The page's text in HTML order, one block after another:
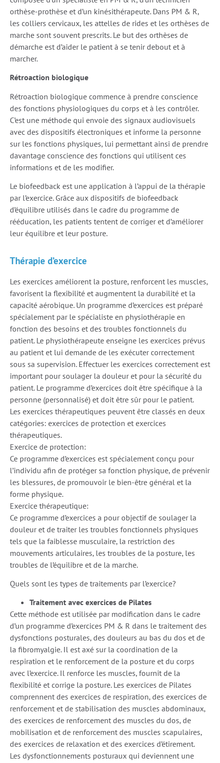
orthèse-prothèse et d’un kinésithérapeute. Dans PM & R,
les colliers cervicaux, les attelles de rides et les orthèses de
marche sont souvent prescrits. Le but des orthèses de
démarche est d’aider le patient à se tenir debout et à
marcher.
Rétroaction biologique
Rétroaction biologique commence à prendre conscience
des fonctions physiologiques du corps et à les contrôler.
C’est une méthode qui envoie des signaux audiovisuels
avec des dispositifs électroniques et informe la personne
sur les fonctions physiques, lui permettant ainsi de prendre
davantage conscience des fonctions qui utilisent ces
informations et de les modifier.
Le biofeedback est une application à l’appui de la thérapie
par l’exercice. Grâce aux dispositifs de biofeedback
d’équilibre utilisés dans le cadre du programme de
rééducation, les patients tentent de corriger et d’améliorer
leur équilibre et leur posture.
Thérapie d’exercice
Les exercices améliorent la posture, renforcent les muscles,
favorisent la flexibilité et augmentent la durabilité et la
capacité aérobique. Un programme d’exercices est préparé
spécialement par le spécialiste en physiothérapie en
fonction des besoins et des troubles fonctionnels du
patient. Le physiothérapeute enseigne les exercices prévus
au patient et lui demande de les exécuter correctement
sous sa supervision. Effectuer les exercices correctement est
important pour soulager la douleur et pour la sécurité du
patient. Le programme d’exercices doit être spécifique à la
personne (personnalisé) et doit être sûr pour le patient.
Les exercices thérapeutiques peuvent être classés en deux
catégories: exercices de protection et exercices
thérapeutiques.
Exercice de protection:
Ce programme d’exercices est spécialement conçu pour
l’individu afin de protéger sa fonction physique, de prévenir
les blessures, de promouvoir le bien-être général et la
forme physique.
Exercice thérapeutique:
Ce programme d’exercices a pour objectif de soulager la
douleur et de traiter les troubles fonctionnels physiques
tels que la faiblesse musculaire, la restriction des
mouvements articulaires, les troubles de la posture, les
troubles de l’équilibre et de la marche.
Quels sont les types de traitements par l’exercice?
Traitement avec exercices de Pilates
Cette méthode est utilisée par modification dans le cadre
d’un programme d’exercices PM & R dans le traitement des
dysfonctions posturales, des douleurs au bas du dos et de
la fibromyalgie. Il est axé sur la coordination de la
respiration et le renforcement de la posture et du corps
avec l’exercice. Il renforce les muscles, fournit de la
flexibilité et corrige la posture. Les exercices de Pilates
comprennent des exercices de respiration, des exercices de
renforcement et de stabilisation des muscles abdominaux,
des exercices de renforcement des muscles du dos, de
mobilisation et de renforcement des muscles scapulaires,
des exercices de relaxation et des exercices d’étirement.
Les dysfonctionnements posturaux qui deviennent une